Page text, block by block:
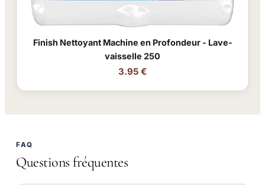
Finish Nettoyant Machine en Profondeur - Lave-
vaisselle 250
3.95 €
FAQ
Questions fréquentes